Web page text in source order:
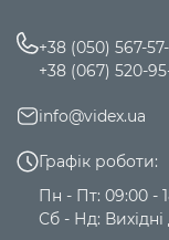
+38 (050) 567-
+38 (067) 520-
info@videx.ua
Графік роботи:
Пн - Пт: 09:00 -
Сб - Нд: Вихідні